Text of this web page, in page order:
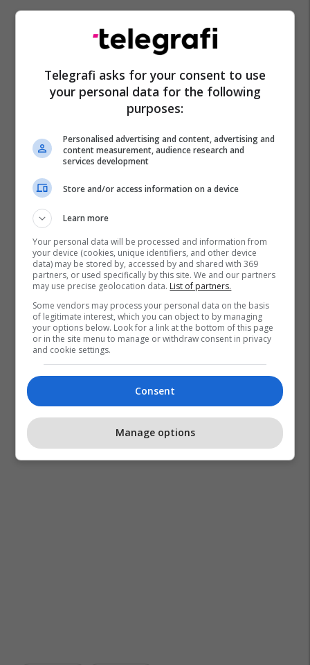
Telegrafi asks for your consent to use
your personal data for the following
purposes:
Personalised advertising and content, advertising and
content measurement, audience research and
services development
Store and/or access information on a device
Learn more
Your personal data will be processed and information from
your device (cookies, unique identifiers, and other device
data) may be stored by, accessed by and shared with 369
partners, or used specifically by this site. We and our partners
may use precise geolocation data. List of partners.
Some vendors may process your personal data on the basis
of legitimate interest, which you can object to by managing
your options below. Look for a link at the bottom of this page
or in the site menu to manage or withdraw consent in privacy
and cookie settings.
Consent
Manage options